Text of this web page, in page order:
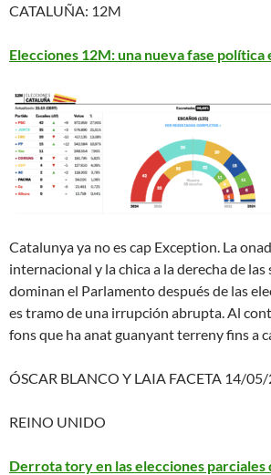
CATALUÑA: 12M
Elecciones 12M: una nueva fase política
Catalunya ya no es cap Exception. La
internacional y la chica a la derecha de
dominan el Parlamento después de las
es tramo de una irrupción abrupta. Al
fons que ha anat guanyant terreny fins a
ÓSCAR BLANCO Y LAIA FACETA 14/
REINO UNIDO
Derrota tory en las elecciones parciales